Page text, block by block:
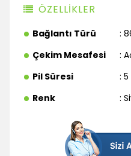
ÖZELLİKLER
Bağlantı Türü
:
Çekim Mesafesi
:
Pil Süresi
: 5
Renk
: